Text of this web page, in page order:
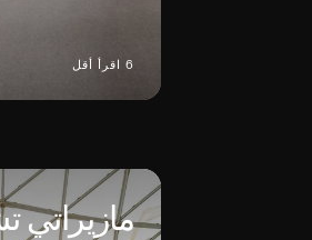
6 اقرأ أقل
مازيراتي